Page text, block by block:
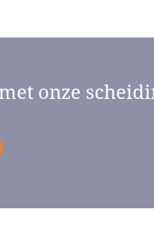
onze